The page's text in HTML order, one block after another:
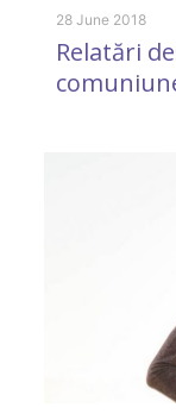
28 June 2018
Relatări